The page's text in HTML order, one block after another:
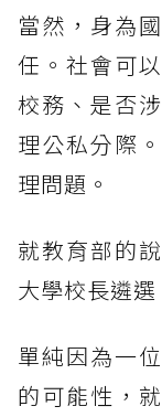
當然，身為
任。社會可
校務、是否
理公私分際
理問題。
就教育部的
大學校長遴
單純因為一
的可能性，